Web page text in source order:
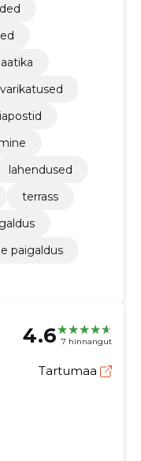
varikatused
lahendused
terrass
paigaldus
4.6 7 hinnangut
Tartumaa